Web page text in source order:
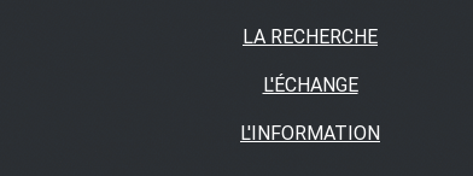
LA RECHERCHE
L'ÉCHANGE
L'INFORMATION